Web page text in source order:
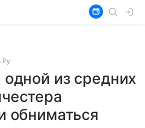
из средних
обниматься